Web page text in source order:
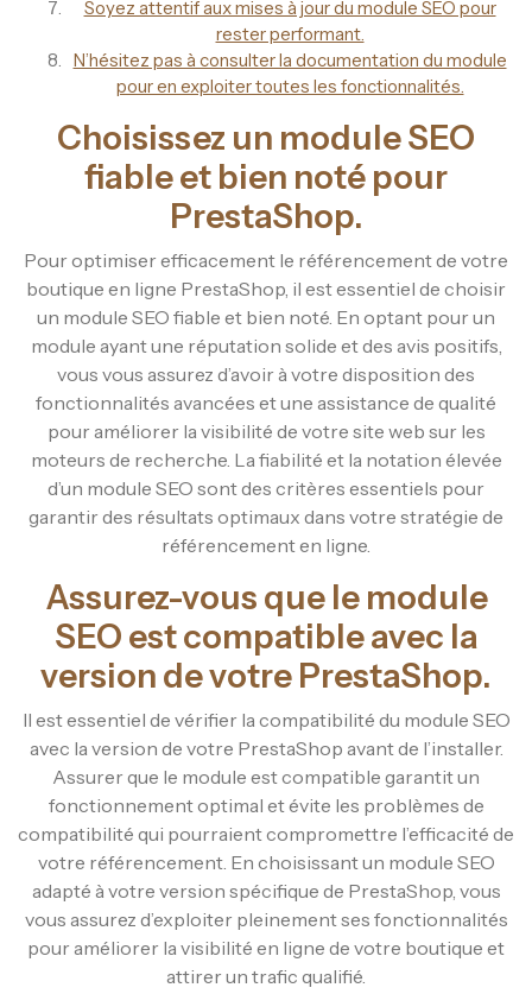
Soyez attentif aux mises à jour du module SEO pour
rester performant.
N’hésitez pas à consulter la documentation du module
pour en exploiter toutes les fonctionnalités.
Choisissez un module SEO
fiable et bien noté pour
PrestaShop.
Pour optimiser efficacement le référencement de votre
boutique en ligne PrestaShop, il est essentiel de choisir
un module SEO fiable et bien noté. En optant pour un
module ayant une réputation solide et des avis positifs,
vous vous assurez d’avoir à votre disposition des
fonctionnalités avancées et une assistance de qualité
pour améliorer la visibilité de votre site web sur les
moteurs de recherche. La fiabilité et la notation élevée
d’un module SEO sont des critères essentiels pour
garantir des résultats optimaux dans votre stratégie de
référencement en ligne.
Assurez-vous que le module
SEO est compatible avec la
version de votre PrestaShop.
Il est essentiel de vérifier la compatibilité du module SEO
avec la version de votre PrestaShop avant de l’installer.
Assurer que le module est compatible garantit un
fonctionnement optimal et évite les problèmes de
compatibilité qui pourraient compromettre l’efficacité de
votre référencement. En choisissant un module SEO
adapté à votre version spécifique de PrestaShop, vous
vous assurez d’exploiter pleinement ses fonctionnalités
pour améliorer la visibilité en ligne de votre boutique et
attirer un trafic qualifié.